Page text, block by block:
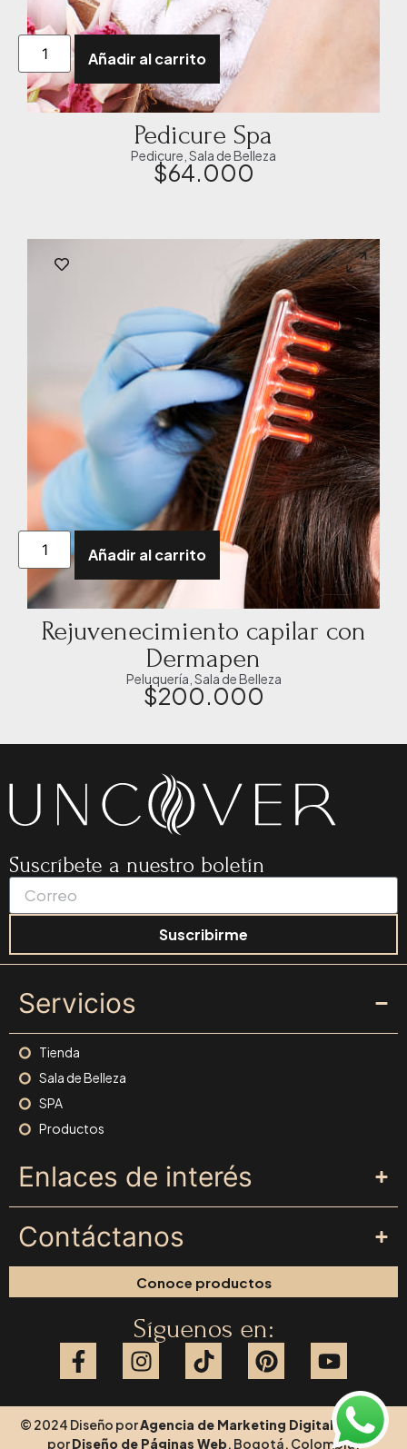
Añadir al carrito
Pedicure Spa
Pedicure Sala de Belleza
$64.000
Añadir al carrito
Rejuvenecimiento capilar con
Dermapen
Peluquería Sala de Belleza
$200.000
Suscríbete a nuestro boletín
Suscribirme
Servicios
Tienda
Sala de Belleza
SPA
Productos
Enlaces de interés
Contáctanos
Conoce productos
Síguenos en:
© 2024 Diseño porAgencia de Marketing Digitaly Hecho
porDiseño de Páginas Web, Bogotá, Colombia.